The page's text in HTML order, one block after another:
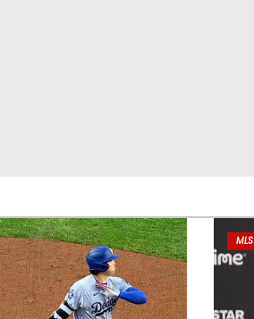
MLS